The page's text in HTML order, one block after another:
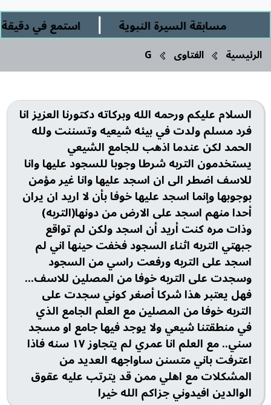
مسابقة السيرة النبوية
| استمع في
الرئيسية الفتاوى G
السلام عليكم ورحمه الله وبركاته دكتورنا العزيز انا
فرد مسلم ولدت في بيئه شيعيه وتسننت ولله
الحمد لكن عندما اذهب للجامع الشيعي
يستخدمون التربه شرطا وجوبا للسجود عليها وانا
للاسف اضطر الى ان اسجد عليها وانا غير مؤمن
بوجوبها وإنما اسجد عليها خوفا بأن لا اريد ان يران
أحدا منهم اسجد على الارض من دونها(التربه)
وذات مره كنت أريد أن اسجد ولكن لم تواقع
جبهتي التربه اثناء السجود فخفت حينها اني لم
اسجد على التربه ورفعت راسي من السجود
وسجدت على التربه خوفا من المصلين للاسف...
فهل يعتبر هذا شركا أصغر كوني سجدت على
التربه خوفا من المصلين مع العلم الجامع الذي
في منطقتنا شيعي ولا يوجد فيها جامع او مسجد
سني.. مع العلم انا عمري لم يتجاوز ١٧ سنه فاذا
اعترفت باني متسنن ساواجهه العديد من
المشكلات مع اهلي ممن قد يترتب عليه عقوق
الوالدين افيدوني جزاكم الله خيرا